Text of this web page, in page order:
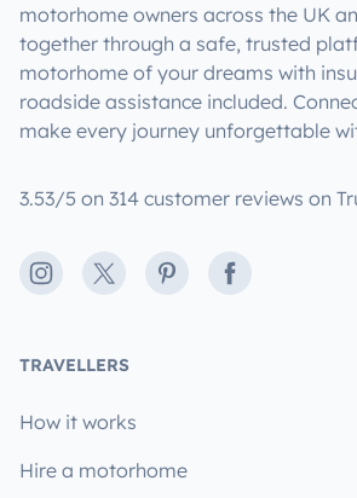
motorhome owners across the UK
together through a safe, trusted
motorhome of your dreams with
roadside assistance included.
make every journey unforgettable
3.53/5 on 314 customer reviews on
Instagram
X PinterestFacebook
TRAVELLERS
How it works
Hire a motorhome